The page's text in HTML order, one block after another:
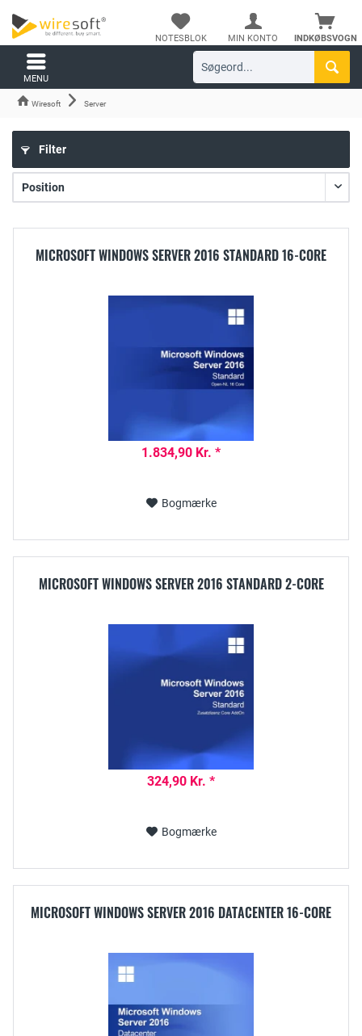
INDKØBSVOGN
NOTESBLOK MIN KONTO
MENU
Wiresoft Server
Filter
MICROSOFT WINDOWS SERVER 2016 STANDARD 16-CORE
1.834,90 Kr. *
Bogmærke
MICROSOFT WINDOWS SERVER 2016 STANDARD 2-CORE
324,90 Kr. *
Bogmærke
MICROSOFT WINDOWS SERVER 2016 DATACENTER 16-CORE